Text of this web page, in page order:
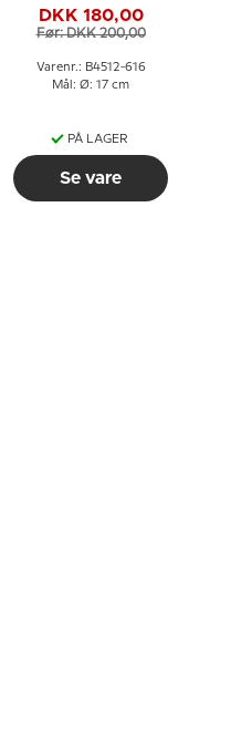
Bing & Grøndahl
DKK 180,00
Før: DKK 200,00
Varenr.: B4512-616
Mål: Ø: 17 cm
PÅ LAGER
Se vare